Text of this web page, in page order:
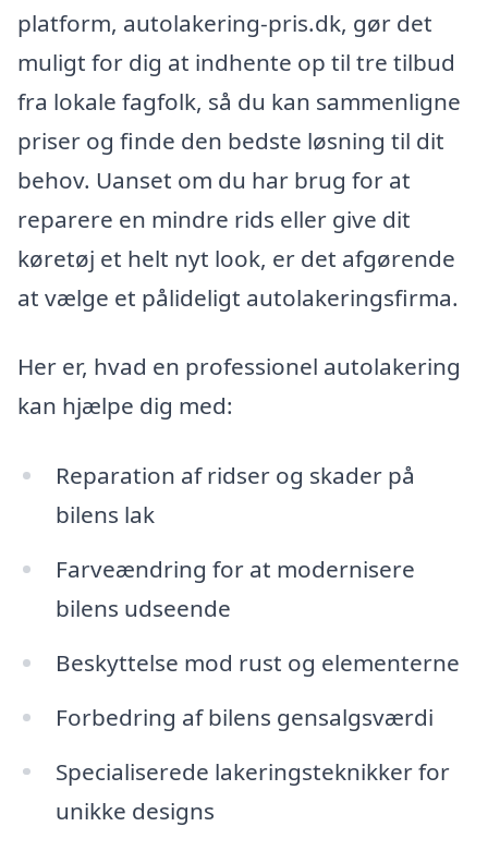
platform, autolakering-pris.dk, gør det
muligt for dig at indhente op til tre tilbud
fra lokale fagfolk, så du kan sammenligne
priser og finde den bedste løsning til dit
behov. Uanset om du har brug for at
reparere en mindre rids eller give dit
køretøj et helt nyt look, er det afgørende
at vælge et pålideligt autolakeringsfirma.
Her er, hvad en professionel autolakering
kan hjælpe dig med:
Reparation af ridser og skader på
bilens lak
Farveændring for at modernisere
bilens udseende
Beskyttelse mod rust og elementerne
Forbedring af bilens gensalgsværdi
Specialiserede lakeringsteknikker for
unikke designs